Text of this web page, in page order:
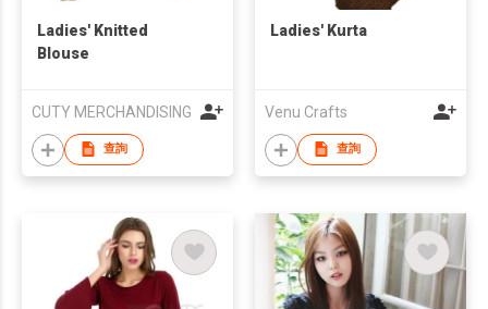
Ladies' Knitted
Blouse
CUTY MERCHANDISING
查詢
Ladies' Kurta
Venu Crafts
查詢